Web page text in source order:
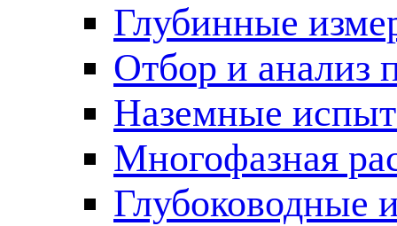
Глубинные
Отбор и анализ
Наземные
Многофазная
Глубоководные